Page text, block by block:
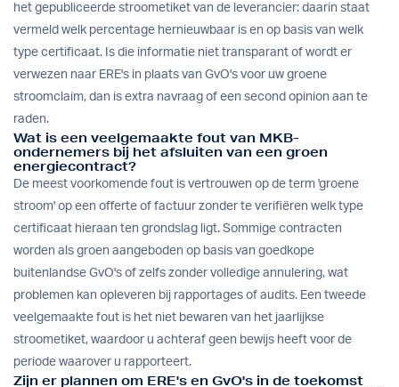
het gepubliceerde stroometiket van de leverancier: daarin staat
vermeld welk percentage hernieuwbaar is en op basis van welk
type certificaat. Is die informatie niet transparant of wordt er
verwezen naar ERE's in plaats van GvO's voor uw groene
stroomclaim, dan is extra navraag of een second opinion aan te
raden.
Wat is een veelgemaakte fout van MKB-
ondernemers bij het afsluiten van een groen
energiecontract?
De meest voorkomende fout is vertrouwen op de term 'groene
stroom' op een offerte of factuur zonder te verifiëren welk type
certificaat hieraan ten grondslag ligt. Sommige contracten
worden als groen aangeboden op basis van goedkope
buitenlandse GvO's of zelfs zonder volledige annulering, wat
problemen kan opleveren bij rapportages of audits. Een tweede
veelgemaakte fout is het niet bewaren van het jaarlijkse
stroometiket, waardoor u achteraf geen bewijs heeft voor de
periode waarover u rapporteert.
Zijn er plannen om ERE's en GvO's in de toekomst